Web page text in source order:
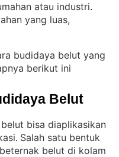
atau industri
yang luas,
budidaya belut yang
berikut ini
Belut
bisa diaplikasikan
. Salah satu bentuk
belut di kolam